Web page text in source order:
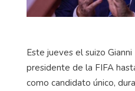
Este jueves el suizo
presidente de la FIFA
como candidato único,